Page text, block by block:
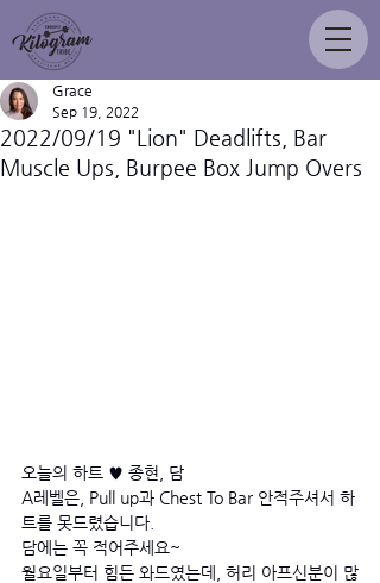
2022/09/19 "Lion" Deadlifts, Bar
Muscle Ups, Burpee Box Jump Overs
Grace
Sep 19, 2022
오늘의 하트 ♥ 종현, 담
A레벨은, Pull up과 Chest To Bar 안적주셔서 하
트를 못드렸습니다.
담에는 꼭 적어주세요~
월요일부터 힘든 와드였는데, 허리 아프신분이 많